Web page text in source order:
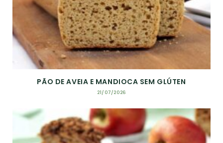
PÃO DE AVEIA E MANDIOCA SEM GLÚTEN
21/07/2026